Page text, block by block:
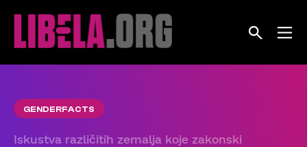
GENDERFACTS
Iskustva različitih zemalja koje zakonski